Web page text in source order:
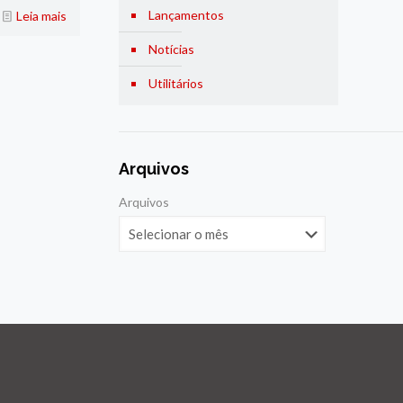
Leia mais Lançamentos
Notícias
Utilitários
Arquivos
Arquivos